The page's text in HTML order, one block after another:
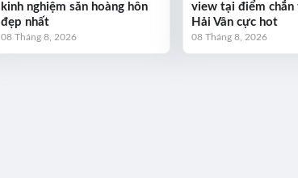
kinh nghiệm săn hoàng hôn
đẹp nhất
08 Tháng 8, 2026
view tại điểm chắn
Hải Vân cực hot
08 Tháng 8, 2026